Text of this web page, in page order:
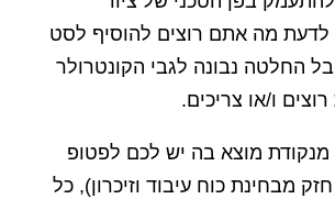
לדעת מה אתם רוצים להוסיף לסט
החלטה נבונה לגבי הקונטרולר
ו/או צריכים.
מוצא בה יש לכם לפטופ
מבחינת כוח עיבוד וזיכרון), כל